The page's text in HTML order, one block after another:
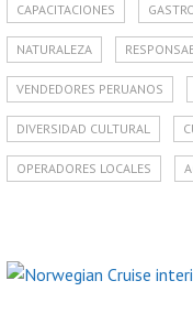
CAPACITACIONES
NATURALEZA
VENDEDORES PERUANOS
DIVERSIDAD CULTURAL
OPERADORES LOCALES